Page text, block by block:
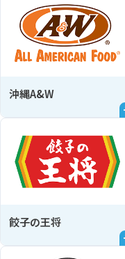
沖縄A&W
餃子の王将